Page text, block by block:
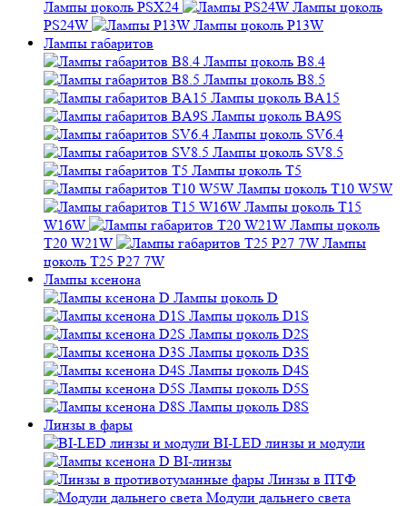
Лампы цоколь PSX24
Лампы цоколь
PS24W
Лампы цоколь P13W
Лампы габаритов
Лампы цоколь B8.4
Лампы цоколь B8.5
Лампы цоколь BA15
Лампы цоколь BA9S
Лампы цоколь SV6.4
Лампы цоколь SV8.5
Лампы цоколь T5
Лампы цоколь T10 W5W
Лампы цоколь T15
W16W
Лампы цоколь
T20 W21W
Лампы
цоколь T25 P27 7W
Лампы ксенона
Лампы цоколь D
Лампы цоколь D1S
Лампы цоколь D2S
Лампы цоколь D3S
Лампы цоколь D4S
Лампы цоколь D5S
Лампы цоколь D8S
Линзы в фары
BI-LED линзы и модули
BI-линзы
Линзы в ПТФ
Модули дальнего света